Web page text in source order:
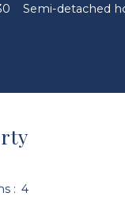
Semi-detached
: 4